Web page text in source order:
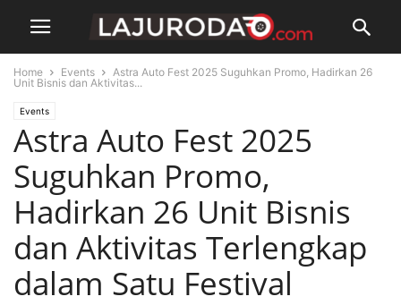
Home Events
Astra Auto Fest 2025 Suguhkan Promo, Hadirkan 26
Unit Bisnis dan Aktivitas...
Events
Astra Auto Fest 2025
Suguhkan Promo,
Hadirkan 26 Unit Bisnis
dan Aktivitas Terlengkap
dalam Satu Festival